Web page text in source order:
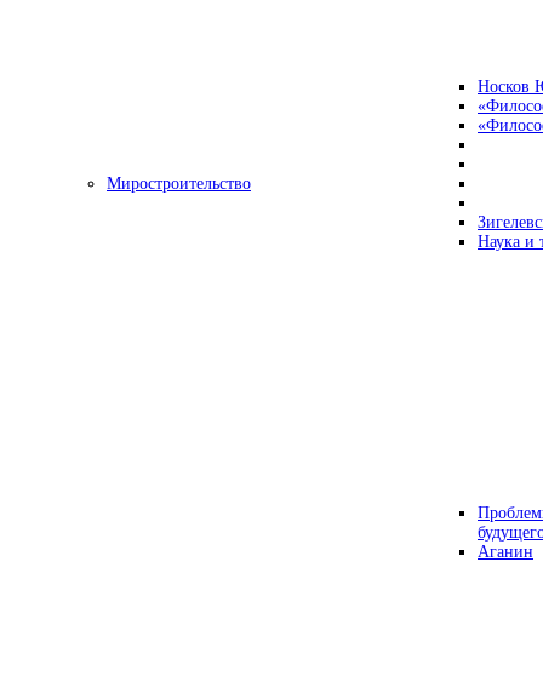
Носков
Миростроительство
Наука и
Аганин